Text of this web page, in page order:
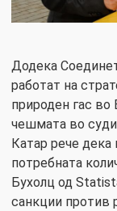
Додека
работат на
природен гас во
чешмата во
Катар рече дека
потребната
Бухолц од
санкции против